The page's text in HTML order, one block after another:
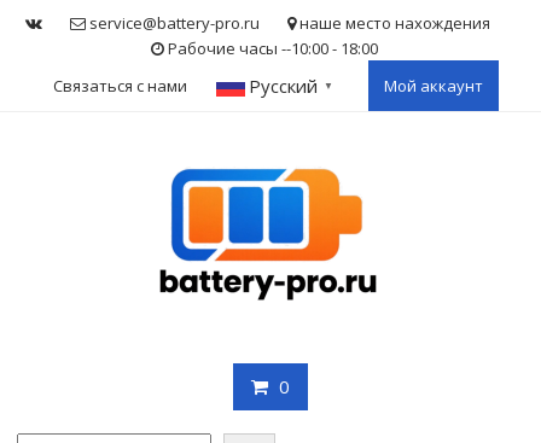
service@battery-pro.ru
наше место нахождения
Рабочие часы --10:00 - 18:00
Связаться с нами
Русский ▼ Мой аккаунт
0